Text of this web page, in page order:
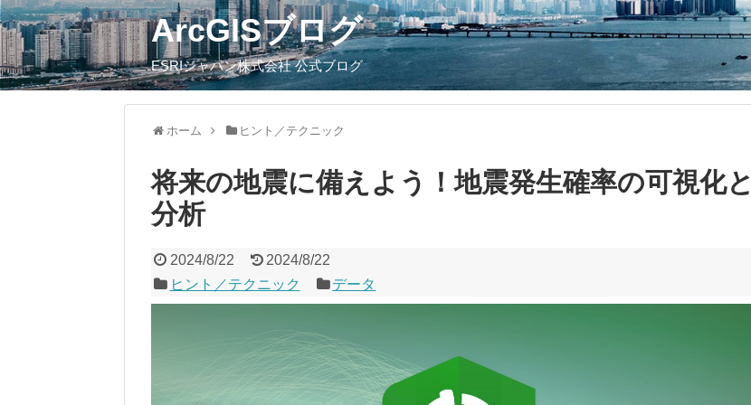
ArcGISブログ
ESRIジャパン株式会社 公式ブログ
ホーム ヒント／テクニック
将来の地震に備えよう！地震発生確率の可視化と
分析
2024/8/22
2024/8/22
ヒント／テクニック
データ